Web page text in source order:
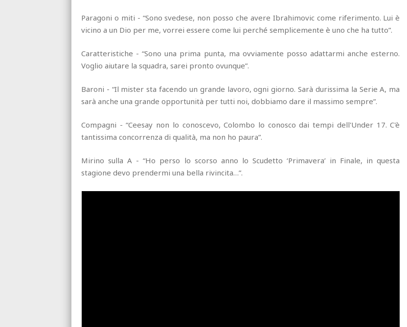
Paragoni o miti - “Sono svedese, non posso che avere Ibrahimovic come riferimento. Lui è
vicino a un Dio per me, vorrei essere come lui perché semplicemente è uno che ha tutto”.
Caratteristiche - “Sono una prima punta, ma ovviamente posso adattarmi anche esterno.
Voglio aiutare la squadra, sarei pronto ovunque”.
Baroni - “Il mister sta facendo un grande lavoro, ogni giorno. Sarà durissima la Serie A, ma
sarà anche una grande opportunità per tutti noi, dobbiamo dare il massimo sempre”.
Compagni - “Ceesay non lo conoscevo, Colombo lo conosco dai tempi dell'Under 17. C'è
tantissima concorrenza di qualità, ma non ho paura”.
Mirino sulla A - “Ho perso lo scorso anno lo Scudetto ‘Primavera’ in Finale, in questa
stagione devo prendermi una bella rivincita…”.